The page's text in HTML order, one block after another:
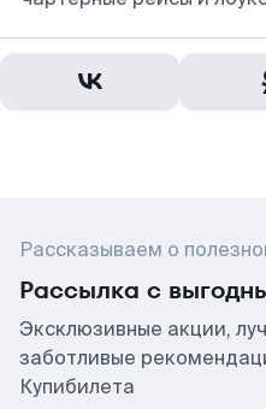
Рассказываем о
Рассылка с
Эксклюзивные акции,
заботливые
Купибилета